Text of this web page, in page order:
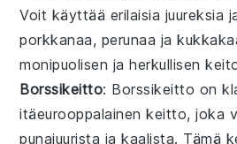
Voit käyttää erilaisia juureksia
porkkanaa, perunaa ja
monipuolisen ja herkullisen
Borssikeitto: Borssikeitto on
itäeurooppalainenkeitto, joka
punajuurista jakaalista. Tämä